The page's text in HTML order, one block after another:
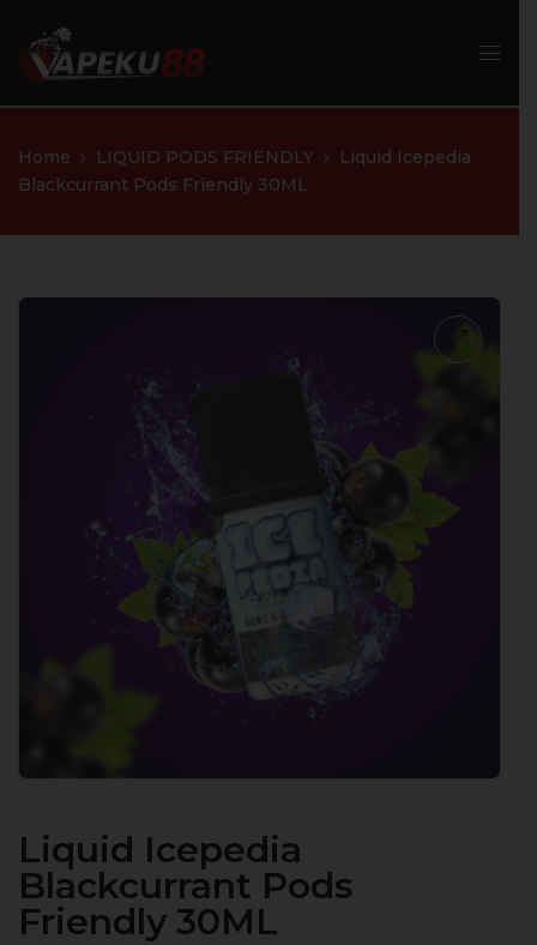
Home LIQUID PODS FRIENDLY
Liquid Icepedia
Blackcurrant Pods Friendly 30ML
Liquid Icepedia
Blackcurrant Pods
Friendly 30ML